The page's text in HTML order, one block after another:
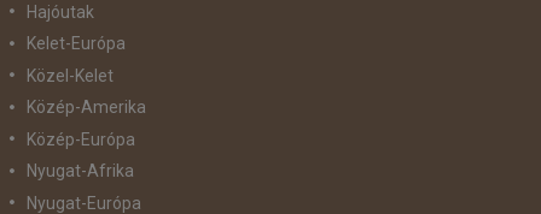
Hajóutak
Kelet-Európa
Közel-Kelet
Közép-Amerika
Közép-Európa
Nyugat-Afrika
Nyugat-Európa